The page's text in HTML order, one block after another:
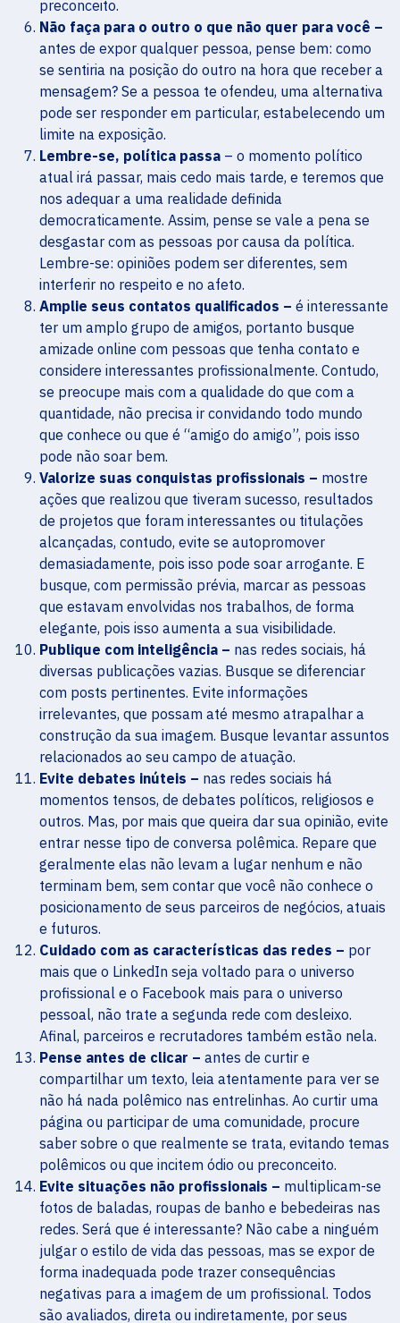
preconceito.
Não faça para o outro o que não quer para você –
antes de expor qualquer pessoa, pense bem: como
se sentiria na posição do outro na hora que receber a
mensagem? Se a pessoa te ofendeu, uma alternativa
pode ser responder em particular, estabelecendo um
limite na exposição.
Lembre-se, política passa – o momento político
atual irá passar, mais cedo mais tarde, e teremos que
nos adequar a uma realidade definida
democraticamente. Assim, pense se vale a pena se
desgastar com as pessoas por causa da política.
Lembre-se: opiniões podem ser diferentes, sem
interferir no respeito e no afeto.
Amplie seus contatos qualificados – é interessante
ter um amplo grupo de amigos, portanto busque
amizade online com pessoas que tenha contato e
considere interessantes profissionalmente. Contudo,
se preocupe mais com a qualidade do que com a
quantidade, não precisa ir convidando todo mundo
que conhece ou que é “amigo do amigo”, pois isso
pode não soar bem.
Valorize suas conquistas profissionais – mostre
ações que realizou que tiveram sucesso, resultados
de projetos que foram interessantes ou titulações
alcançadas, contudo, evite se autopromover
demasiadamente, pois isso pode soar arrogante. E
busque, com permissão prévia, marcar as pessoas
que estavam envolvidas nos trabalhos, de forma
elegante, pois isso aumenta a sua visibilidade.
Publique com inteligência – nas redes sociais, há
diversas publicações vazias. Busque se diferenciar
com posts pertinentes. Evite informações
irrelevantes, que possam até mesmo atrapalhar a
construção da sua imagem. Busque levantar assuntos
relacionados ao seu campo de atuação.
Evite debates inúteis – nas redes sociais há
momentos tensos, de debates políticos, religiosos e
outros. Mas, por mais que queira dar sua opinião, evite
entrar nesse tipo de conversa polêmica. Repare que
geralmente elas não levam a lugar nenhum e não
terminam bem, sem contar que você não conhece o
posicionamento de seus parceiros de negócios, atuais
e futuros.
Cuidado com as características das redes – por
mais que o LinkedIn seja voltado para o universo
profissional e o Facebook mais para o universo
pessoal, não trate a segunda rede com desleixo.
Afinal, parceiros e recrutadores também estão nela.
Pense antes de clicar – antes de curtir e
compartilhar um texto, leia atentamente para ver se
não há nada polêmico nas entrelinhas. Ao curtir uma
página ou participar de uma comunidade, procure
saber sobre o que realmente se trata, evitando temas
polêmicos ou que incitem ódio ou preconceito.
Evite situações não profissionais – multiplicam-se
fotos de baladas, roupas de banho e bebedeiras nas
redes. Será que é interessante? Não cabe a ninguém
julgar o estilo de vida das pessoas, mas se expor de
forma inadequada pode trazer consequências
negativas para a imagem de um profissional. Todos
são avaliados, direta ou indiretamente, por seus